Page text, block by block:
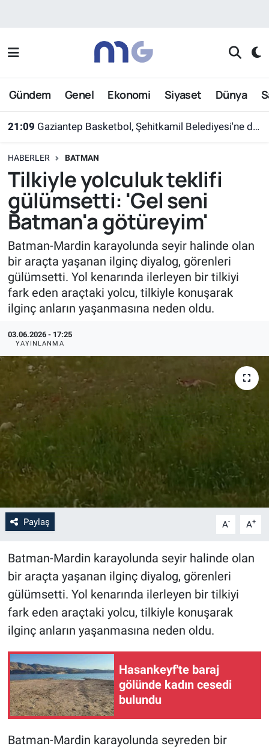
Gündem Genel Ekonomi Siyaset Dünya
21:09 Gaziantep Basketbol, Şehitkamil Belediyesi'ne devredildi
HABERLER BATMAN
Tilkiyle yolculuk teklifi
gülümsetti: 'Gel seni
Batman'a götüreyim'
Batman-Mardin karayolunda seyir halinde olan
bir araçta yaşanan ilginç diyalog, görenleri
gülümsetti. Yol kenarında ilerleyen bir tilkiyi
fark eden araçtaki yolcu, tilkiyle konuşarak
ilginç anların yaşanmasına neden oldu.
03.06.2026 - 17:25
YAYINLANMA
Paylaş A- A+
Batman-Mardin karayolunda seyir halinde olan
bir araçta yaşanan ilginç diyalog, görenleri
gülümsetti. Yol kenarında ilerleyen bir tilkiyi
fark eden araçtaki yolcu, tilkiyle konuşarak
ilginç anların yaşanmasına neden oldu.
Hasankeyf'te baraj
gölünde kadın cesedi
bulundu
Batman-Mardin karayolunda seyreden bir
Nöbetçi Eczaneler
Hava Durumu
Süper Lig Puan Durumu ve Fikstür
Tüm Manşetler
Son Dakika Haberleri
Haber Arşivi